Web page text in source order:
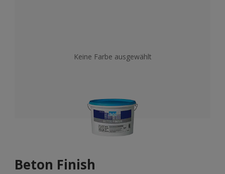
Keine Farbe ausgewählt
Beton Finish